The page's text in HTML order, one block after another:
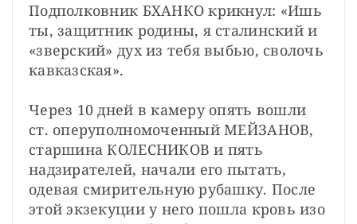
Подполковник БХАНКО крикнул: «Ишь
ты, защитник родины, я сталинский и
«зверский» дух из тебя выбью, сволочь
кавказская».
Через 10 дней в камеру опять вошли
ст. оперуполномоченный МЕЙЗАНОВ,
старшина КОЛЕСНИКОВ и пять
надзирателей, начали его пытать,
одевая смирительную рубашку. После
этой экзекуции у него пошла кровь изо